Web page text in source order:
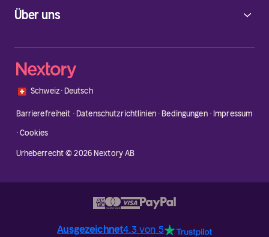
Über uns
🇨🇭 Schweiz·Deutsch
Barrierefreiheit ·Datenschutzrichtlinien·Bedingungen· Impressum
·Cookies
Urheberrecht © 2026 Nextory AB
Ausgezeichnet4.3 von 5